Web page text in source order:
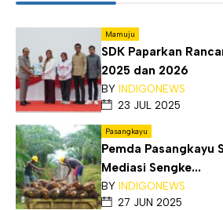
Mamuju
SDK Paparkan
2025 dan 2026
BY INDIGONEWS
23 JUL 2025
Pasangkayu
Pemda Pasangkayu
Mediasi Sengke...
BY INDIGONEWS
27 JUN 2025